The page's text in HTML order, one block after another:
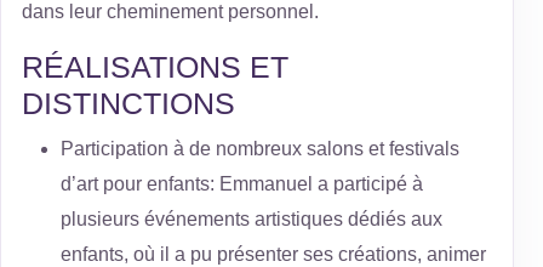
dans leur cheminement personnel.
RÉALISATIONS ET
DISTINCTIONS
Participation à de nombreux salons et festivals
d’art pour enfants: Emmanuel a participé à
plusieurs événements artistiques dédiés aux
enfants, où il a pu présenter ses créations, animer